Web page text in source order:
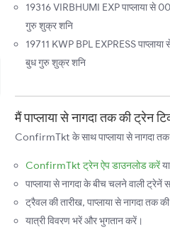
19316 VIRBHUMI EXP पाप्लाया से
गुरु शुक्र शनि
19711 KWP BPL EXPRESS
बुध गुरु शुक्र शनि
मैं पाप्लाया से नागदा तक की
ConfirmTkt के साथ पाप्लाया से नागदा
ConfirmTkt ट्रेन ऐप डाउनलोड करेंया
पाप्लाया से नागदा के बीच चलने वाली ट्रेनें
ट्रैवल की तारीख, पाप्लाया से नागदा
यात्री विवरण भरें और भुगतान करें।